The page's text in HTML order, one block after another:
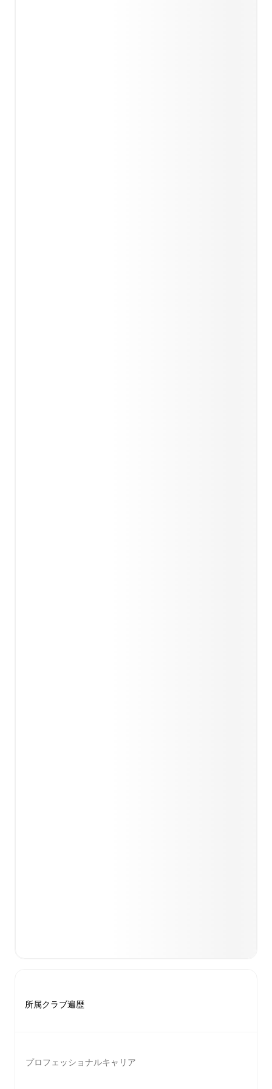
所属クラブ遍歴
プロフェッショナルキャリア